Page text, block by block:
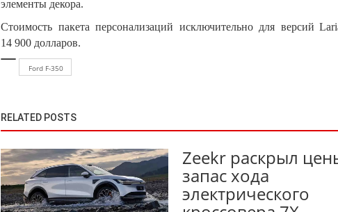
элементы декора.
Стоимость пакета персонализаций исключительно для версий
14 900 долларов.
Ford F-350
RELATED POSTS
Zeekr раскрыл
запас хода
электрического